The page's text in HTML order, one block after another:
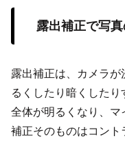
露出補正で写
露出補正は、カメラ
るくしたり暗くした
全体が明るくなり、マ
補正そのものはコン